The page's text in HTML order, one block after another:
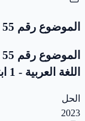
الموضوع رقم 55
اللغة العربية - 1 ابتدائي
الحل
2023